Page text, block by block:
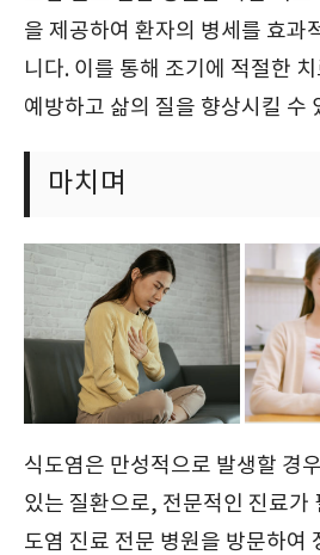
을 제공하여 환자의 병세를 효과
니다. 이를 통해 조기에 적절한
예방하고 삶의 질을 향상시킬 수
마치며
식도염은 만성적으로 발생할 경
있는 질환으로, 전문적인 진료가
도염 진료 전문 병원을 방문하여